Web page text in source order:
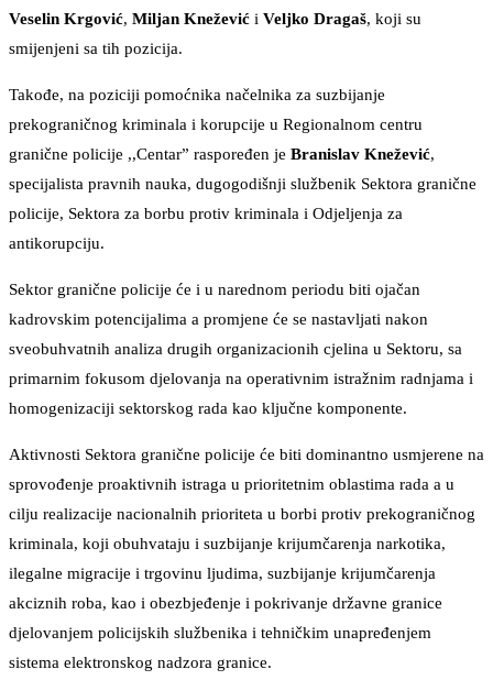
Veselin Krgović, Miljan Knežević i Veljko Dragaš, koji su
smijenjeni sa tih pozicija.
Takođe, na poziciji pomoćnika načelnika za suzbijanje
prekograničnog kriminala i korupcije u Regionalnom centru
granične policije ,,Centar” raspoređen je Branislav Knežević,
specijalista pravnih nauka, dugogodišnji službenik Sektora granične
policije, Sektora za borbu protiv kriminala i Odjeljenja za
antikorupciju.
Sektor granične policije će i u narednom periodu biti ojačan
kadrovskim potencijalima a promjene će se nastavljati nakon
sveobuhvatnih analiza drugih organizacionih cjelina u Sektoru, sa
primarnim fokusom djelovanja na operativnim istražnim radnjama i
homogenizaciji sektorskog rada kao ključne komponente.
Aktivnosti Sektora granične policije će biti dominantno usmjerene na
sprovođenje proaktivnih istraga u prioritetnim oblastima rada a u
cilju realizacije nacionalnih prioriteta u borbi protiv prekograničnog
kriminala, koji obuhvataju i suzbijanje krijumčarenja narkotika,
ilegalne migracije i trgovinu ljudima, suzbijanje krijumčarenja
akciznih roba, kao i obezbjeđenje i pokrivanje državne granice
djelovanjem policijskih službenika i tehničkim unapređenjem
sistema elektronskog nadzora granice.